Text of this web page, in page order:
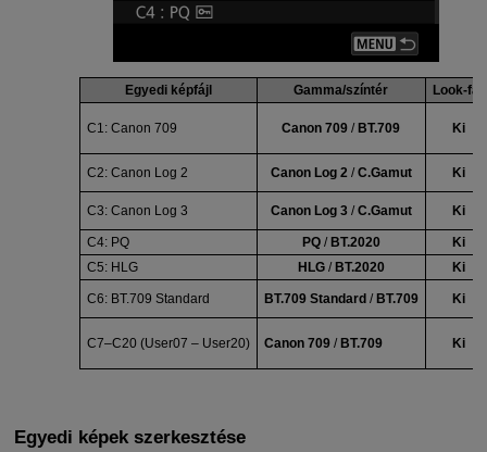
Egyedi képfájl Gamma/színtér Look-fájl
C1: Canon 709 Canon 709 / BT.709 Ki
C2: Canon Log 2 Canon Log 2 / C.Gamut Ki
C3: Canon Log 3 Canon Log 3/ C.Gamut Ki
C4: PQ PQ/ BT.2020
Ki
C5: HLG HLG/ BT.2020 Ki
C6: BT.709 Standard BT.709 Standard / BT.709 Ki
C7–C20 (User07 – User20) Canon 709/ BT.709 Ki
Egyedi képek szerkesztése